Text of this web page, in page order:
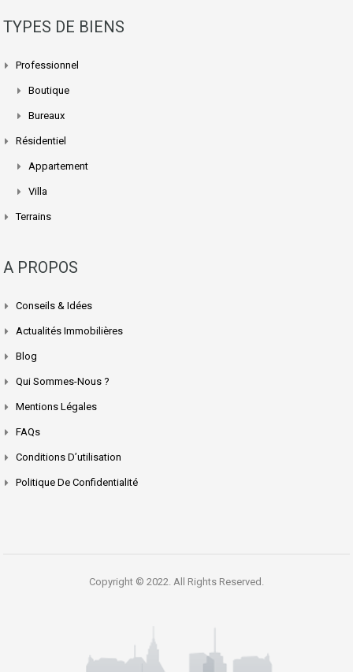
TYPES DE BIENS
Professionnel
Boutique
Bureaux
Résidentiel
Appartement
Villa
Terrains
A PROPOS
Conseils & Idées
Actualités Immobilières
Blog
Qui Sommes-Nous ?
Mentions Légales
FAQs
Conditions D’utilisation
Politique De Confidentialité
Copyright © 2022. All Rights Reserved.